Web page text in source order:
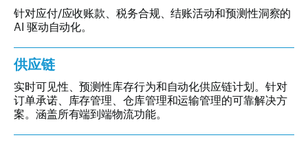
针对应付/应收账款、税务合规、结账活动和预测性洞察的
AI 驱动自动化。
供应链
实时可见性、预测性库存行为和自动化供应链计划。针对
订单承诺、库存管理、仓库管理和运输管理的可靠解决方
案。涵盖所有端到端物流功能。